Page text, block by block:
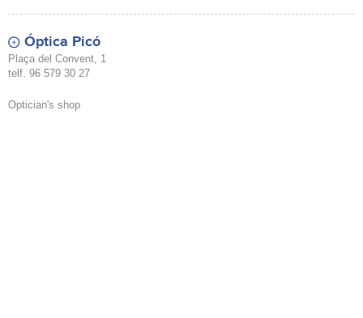
Óptica Picó
Plaça del Convent, 1
telf. 96 579 30 27
Optician's shop